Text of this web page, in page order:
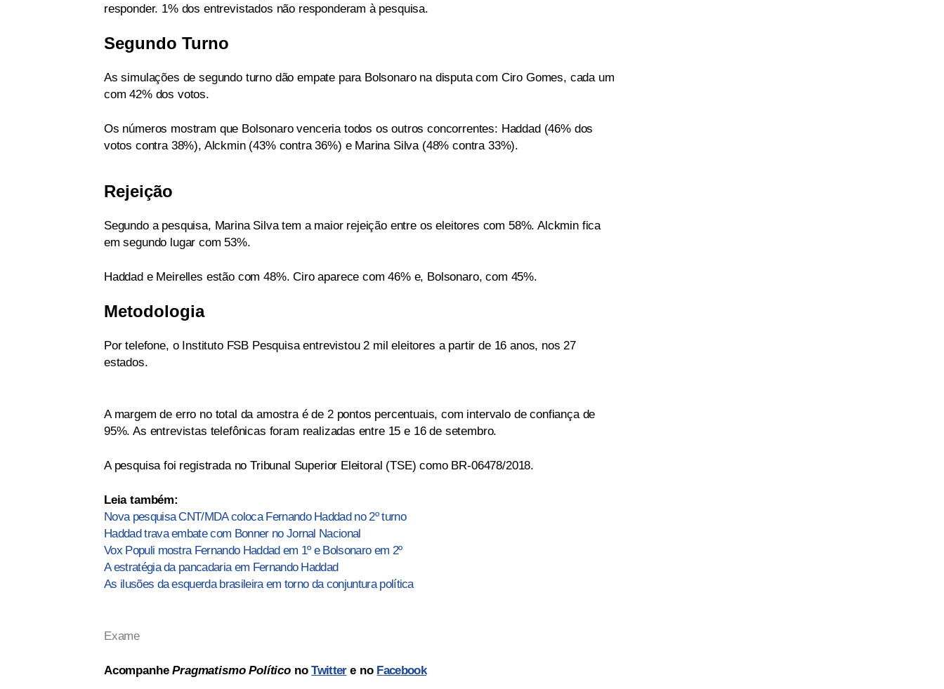
responder. 1% dos entrevistados não responderam à pesquisa.
Segundo Turno
As simulações de segundo turno dão empate para Bolsonaro na disputa com Ciro Gomes, cada um
com 42% dos votos.
Os números mostram que Bolsonaro venceria todos os outros concorrentes: Haddad (46% dos
votos contra 38%), Alckmin (43% contra 36%) e Marina Silva (48% contra 33%).
Rejeição
Segundo a pesquisa, Marina Silva tem a maior rejeição entre os eleitores com 58%. Alckmin fica
em segundo lugar com 53%.
Haddad e Meirelles estão com 48%. Ciro aparece com 46% e, Bolsonaro, com 45%.
Metodologia
Por telefone, o Instituto FSB Pesquisa entrevistou 2 mil eleitores a partir de 16 anos, nos 27
estados.
A margem de erro no total da amostra é de 2 pontos percentuais, com intervalo de confiança de
95%. As entrevistas telefônicas foram realizadas entre 15 e 16 de setembro.
A pesquisa foi registrada no Tribunal Superior Eleitoral (TSE) como BR-06478/2018.
Leia também:
Nova pesquisa CNT/MDA coloca Fernando Haddad no 2º turno
Haddad trava embate com Bonner no Jornal Nacional
Vox Populi mostra Fernando Haddad em 1º e Bolsonaro em 2º
A estratégia da pancadaria em Fernando Haddad
As ilusões da esquerda brasileira em torno da conjuntura política
Exame
AcompanhePragmatismo PolíticonoTwittere no Facebook